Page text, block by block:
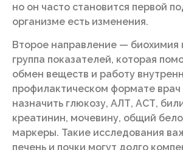
но он часто становится первой
организме есть изменения.
Второе направление — биохимия
группа показателей, которая
обмен веществ и работу
профилактическом формате
назначить глюкозу, АЛТ, АСТ,
креатинин, мочевину, общий
маркеры. Такие исследования
печень и почки могут долго